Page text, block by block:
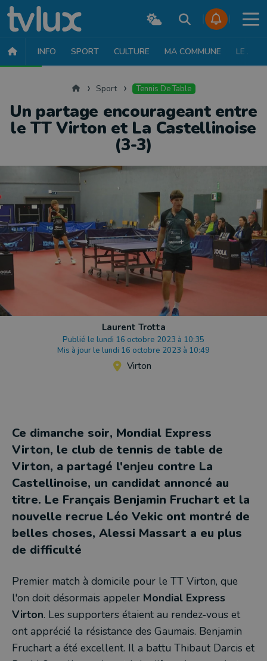
INFO SPORT CULTURE MA COMMUNE LE JT
AccueilSport Tennis De Table
Un partage encourageant entre
le TT Virton et La Castellinoise
(3-3)
Laurent Trotta
Publié le lundi 16 octobre 2023 à 10:35
Mis à jour le lundi 16 octobre 2023 à 10:49
Virton
Ce dimanche soir, Mondial Express
Virton, le club de tennis de table de
Virton, a partagé l'enjeu contre La
Castellinoise, un candidat annoncé au
titre. Le Français Benjamin Fruchart et la
nouvelle recrue Léo Vekic ont montré de
belles choses, Alessi Massart a eu plus
de difficulté
Premier match à domicile pour le TT Virton, que
l'on doit désormais appeler Mondial Express
Virton. Les supporters étaient au rendez-vous et
ont apprécié la résistance des Gaumais. Benjamin
Fruchart a été excellent. Il a battu Thibaut Darcis et